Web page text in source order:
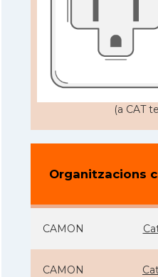
(a CAT
Organitzacions
CAMON
CAMON